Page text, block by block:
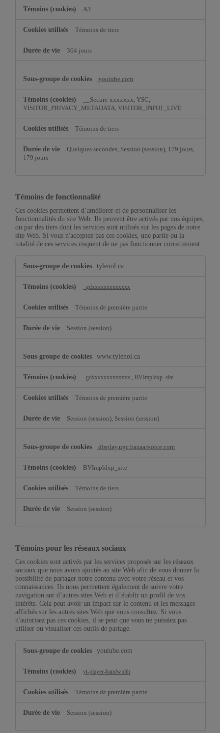
A3
Témoins de tiers
364 jours
youtube.com
__Secure-xxxxxxx, YSC,
VISITOR_PRIVACY_METADATA, VISITOR_INFO1_LIVE
Témoins de tiers
Quelques secondes, Session (session), 179 jours,
179 jours
Témoins de fonctionnalité
Ces cookies permettent d’améliorer et de personnaliser les
fonctionnalités du site Web. Ils peuvent être activés par nos équipes,
ou par des tiers dont les services sont utilisés sur les pages de notre
site Web. Si vous n'acceptez pas ces cookies, une partie ou la
totalité de ces services risquent de ne pas fonctionner correctement.
tylenol.ca
_gdxxxxxxxxxxxxx
Témoins de première partie
Session (session)
www.tylenol.ca
_gdxxxxxxxxxxxxx BVImpldxp_site
Témoins de première partie
Session (session), Session (session)
display.ugc.bazaarvoice.com
BVImpldxp_site
Témoins de tiers
Session (session)
Témoins pour les réseaux sociaux
Ces cookies sont activés par les services proposés sur les réseaux
sociaux que nous avons ajoutés au site Web afin de vous donner la
possibilité de partager notre contenu avec votre réseau et vos
connaissances. Ils nous permettent également de suivre votre
navigation sur d’autres sites Web et d’établir un profil de vos
intérêts. Cela peut avoir un impact sur le contenu et les messages
affichés sur les autres sites Web que vous consultez. Si vous
n'autorisez pas ces cookies, il se peut que vous ne puissiez pas
utiliser ou visualiser ces outils de partage.
pour
réseaux
youtube.com
yt-player-bandwidth
Témoins de première partie
Session (session)